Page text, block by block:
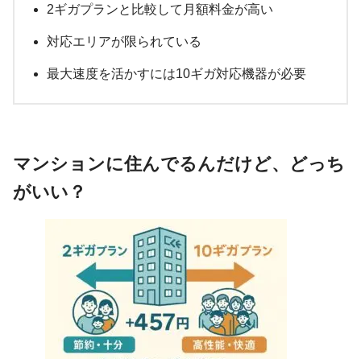
2ギガプランと比較して月額料金が高い
対応エリアが限られている
最大速度を活かすには10ギガ対応機器が必要
マンションに住んでるんだけど、どっち
がいい？